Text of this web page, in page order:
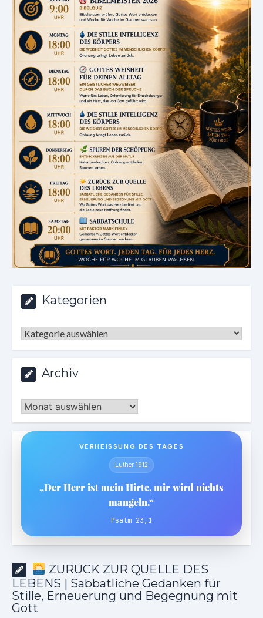
Kategorien
Kategorien
Archiv
Archiv
VERHEISSUNG DES TAGES
Luther 1912
„Der Herr ist mein Hirte, mir wird nichts
mangeln.“
Psalm 23,1
ZURÜCK ZUR QUELLE DES
LEBENS | Sabbatliche Gedanken für
Stille, Erneuerung und Begegnung mit
Gott